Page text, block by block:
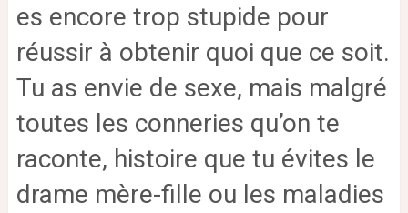
es encore trop stupide pour
réussir à obtenir quoi que ce soit.
Tu as envie de sexe, mais malgré
toutes les conneries qu’on te
raconte, histoire que tu évites le
drame mère-fille ou les maladies